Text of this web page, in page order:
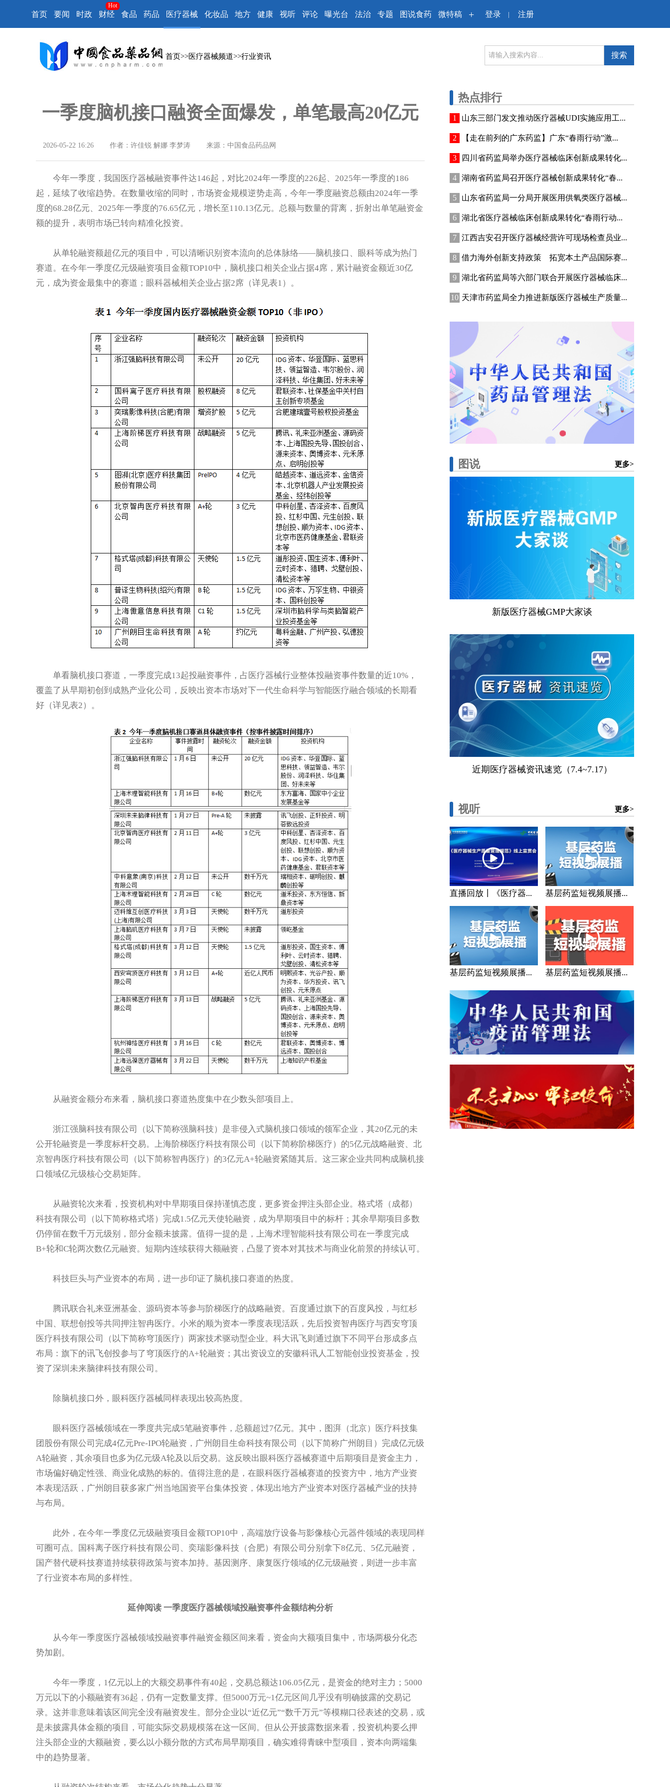
首页 要闻 时政 财经
Hot
食品 药品 医疗器械 化妆品 地方 健康 视听 评论 曝光台 法治 专题 图说食药 微特稿 + 登录 | 注册
首页>>医疗器械频道>>行业资讯 搜索
一季度脑机接口融资全面爆发，单笔最高20亿元
2026-05-22 16:26 作者：许佳锐 解娜 李梦涛 来源：中国食品药品网
今年一季度，我国医疗器械融资事件达146起，对比2024年一季度的226起、2025年一季度的186
起，延续了收缩趋势。在数量收缩的同时，市场资金规模逆势走高，今年一季度融资总额由2024年一季
度的68.28亿元、2025年一季度的76.65亿元，增长至110.13亿元。总额与数量的背离，折射出单笔融资金
额的提升，表明市场已转向精准化投资。
从单轮融资额超亿元的项目中，可以清晰识别资本流向的总体脉络——脑机接口、眼科等成为热门
赛道。在今年一季度亿元级融资项目金额TOP10中，脑机接口相关企业占据4席，累计融资金额近30亿
元，成为资金最集中的赛道；眼科器械相关企业占据2席（详见表1）。
单看脑机接口赛道，一季度完成13起投融资事件，占医疗器械行业整体投融资事件数量的近10%，
覆盖了从早期初创到成熟产业化公司，反映出资本市场对下一代生命科学与智能医疗融合领域的长期看
好（详见表2）。
从融资金额分布来看，脑机接口赛道热度集中在少数头部项目上。
浙江强脑科技有限公司（以下简称强脑科技）是非侵入式脑机接口领域的领军企业，其20亿元的未
公开轮融资是一季度标杆交易。上海阶梯医疗科技有限公司（以下简称阶梯医疗）的5亿元战略融资、北
京智冉医疗科技有限公司（以下简称智冉医疗）的3亿元A+轮融资紧随其后。这三家企业共同构成脑机接
口领域亿元级核心交易矩阵。
从融资轮次来看，投资机构对中早期项目保持谨慎态度，更多资金押注头部企业。格式塔（成都）
科技有限公司（以下简称格式塔）完成1.5亿元天使轮融资，成为早期项目中的标杆；其余早期项目多数
仍停留在数千万元级别，部分金额未披露。值得一提的是，上海术理智能科技有限公司在一季度完成
B+轮和C轮两次数亿元融资。短期内连续获得大额融资，凸显了资本对其技术与商业化前景的持续认可。
科技巨头与产业资本的布局，进一步印证了脑机接口赛道的热度。
腾讯联合礼来亚洲基金、源码资本等参与阶梯医疗的战略融资。百度通过旗下的百度风投，与红杉
中国、联想创投等共同押注智冉医疗。小米的顺为资本一季度表现活跃，先后投资智冉医疗与西安穹顶
医疗科技有限公司（以下简称穹顶医疗）两家技术驱动型企业。科大讯飞则通过旗下不同平台形成多点
布局：旗下的讯飞创投参与了穹顶医疗的A+轮融资；其出资设立的安徽科讯人工智能创业投资基金，投
资了深圳未来脑律科技有限公司。
除脑机接口外，眼科医疗器械同样表现出较高热度。
眼科医疗器械领域在一季度共完成5笔融资事件，总额超过7亿元。其中，图湃（北京）医疗科技集
团股份有限公司完成4亿元Pre-IPO轮融资，广州朗目生命科技有限公司（以下简称广州朗目）完成亿元级
A轮融资，其余项目也多为亿元级A轮及以后交易。这反映出眼科医疗器械赛道中后期项目是资金主力，
市场偏好确定性强、商业化成熟的标的。值得注意的是，在眼科医疗器械赛道的投资方中，地方产业资
本表现活跃，广州朗目获多家广州当地国资平台集体投资，体现出地方产业资本对医疗器械产业的扶持
与布局。
此外，在今年一季度亿元级融资项目金额TOP10中，高端放疗设备与影像核心元器件领域的表现同样
可圈可点。国科离子医疗科技有限公司、奕瑞影像科技（合肥）有限公司分别拿下8亿元、5亿元融资，
国产替代硬科技赛道持续获得政策与资本加持。基因测序、康复医疗领域的亿元级融资，则进一步丰富
了行业资本布局的多样性。
延伸阅读 一季度医疗器械领域投融资事件金额结构分析
从今年一季度医疗器械领域投融资事件融资金额区间来看，资金向大额项目集中，市场两极分化态
势加剧。
今年一季度，1亿元以上的大额交易事件有40起，交易总额达106.05亿元，是资金的绝对主力；5000
万元以下的小额融资有36起，仍有一定数量支撑。但5000万元~1亿元区间几乎没有明确披露的交易记
录。这并非意味着该区间完全没有融资发生。部分企业以“近亿元”“数千万元”等模糊口径表述的交易，或
是未披露具体金额的项目，可能实际交易规模落在这一区间。但从公开披露数据来看，投资机构要么押
注头部企业的大额融资，要么以小额分散的方式布局早期项目，确实难得青睐中型项目，资本向两端集
中的趋势显著。
热点排行
山东三部门发文推动医疗器械UDI实施应用工...
【走在前列的广东药监】广东“春雨行动”激...
四川省药监局举办医疗器械临床创新成果转化...
湖南省药监局召开医疗器械创新成果转化“春...
山东省药监局一分局开展医用供氧类医疗器械...
湖北省医疗器械临床创新成果转化“春雨行动...
江西吉安召开医疗器械经营许可现场检查员业...
借力海外创新支持政策 拓宽本土产品国际赛...
湖北省药监局等六部门联合开展医疗器械临床...
天津市药监局全力推进新版医疗器械生产质量...
图说 更多>
新版医疗器械GMP大家谈
近期医疗器械资讯速览（7.4~7.17）
视听 更多>
直播回放丨《医疗器... 基层药监短视频展播...
基层药监短视频展播... 基层药监短视频展播...